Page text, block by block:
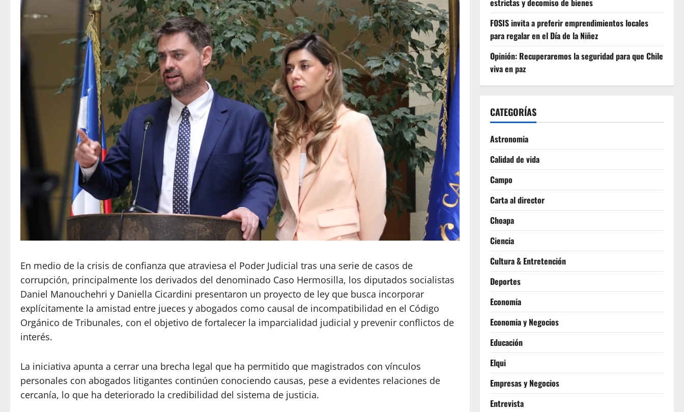
En medio de la crisis de confianza que atraviesa el Poder Judicial tras una serie de casos de
corrupción, principalmente los derivados del denominado Caso Hermosilla, los diputados socialistas
Daniel Manouchehri y Daniella Cicardini presentaron un proyecto de ley que busca incorporar
explícitamente la amistad entre jueces y abogados como causal de incompatibilidad en el Código
Orgánico de Tribunales, con el objetivo de fortalecer la imparcialidad judicial y prevenir conflictos de
interés.
La iniciativa apunta a cerrar una brecha legal que ha permitido que magistrados con vínculos
personales con abogados litigantes continúen conociendo causas, pese a evidentes relaciones de
cercanía, lo que ha deteriorado la credibilidad del sistema de justicia.
FOSIS invita a preferir emprendimientos locales
para regalar en el Día de la Niñez
Opinión: Recuperaremos la seguridad para que Chile
viva en paz
CATEGORÍAS
Astronomia
Calidad de vida
Campo
Carta al director
Choapa
Ciencia
Cultura & Entretención
Deportes
Economia
Economia y Negocios
Educación
Elqui
Empresas y Negocios
Entrevista